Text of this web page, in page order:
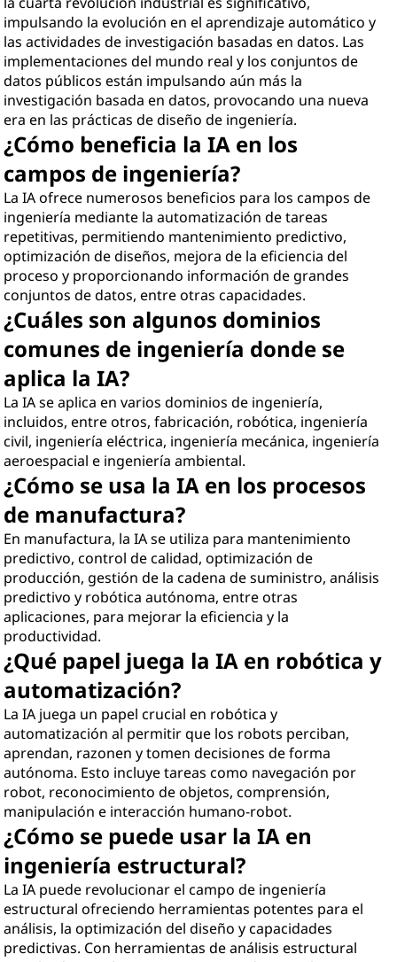
impulsando la evolución en el aprendizaje automático y
las actividades de investigación basadas en datos. Las
implementaciones del mundo real y los conjuntos de
datos públicos están impulsando aún más la
investigación basada en datos, provocando una nueva
era en las prácticas de diseño de ingeniería.
¿Cómo beneficia la IA en los
campos de ingeniería?
La IA ofrece numerosos beneficios para los campos de
ingeniería mediante la automatización de tareas
repetitivas, permitiendo mantenimiento predictivo,
optimización de diseños, mejora de la eficiencia del
proceso y proporcionando información de grandes
conjuntos de datos, entre otras capacidades.
¿Cuáles son algunos dominios
comunes de ingeniería donde se
aplica la IA?
La IA se aplica en varios dominios de ingeniería,
incluidos, entre otros, fabricación, robótica, ingeniería
civil, ingeniería eléctrica, ingeniería mecánica, ingeniería
aeroespacial e ingeniería ambiental.
¿Cómo se usa la IA en los procesos
de manufactura?
En manufactura, la IA se utiliza para mantenimiento
predictivo, control de calidad, optimización de
producción, gestión de la cadena de suministro, análisis
predictivo y robótica autónoma, entre otras
aplicaciones, para mejorar la eficiencia y la
productividad.
¿Qué papel juega la IA en robótica y
automatización?
La IA juega un papel crucial en robótica y
automatización al permitir que los robots perciban,
aprendan, razonen y tomen decisiones de forma
autónoma. Esto incluye tareas como navegación por
robot, reconocimiento de objetos, comprensión,
manipulación e interacción humano-robot.
¿Cómo se puede usar la IA en
ingeniería estructural?
La IA puede revolucionar el campo de ingeniería
estructural ofreciendo herramientas potentes para el
análisis, la optimización del diseño y capacidades
predictivas. Con herramientas de análisis estructural